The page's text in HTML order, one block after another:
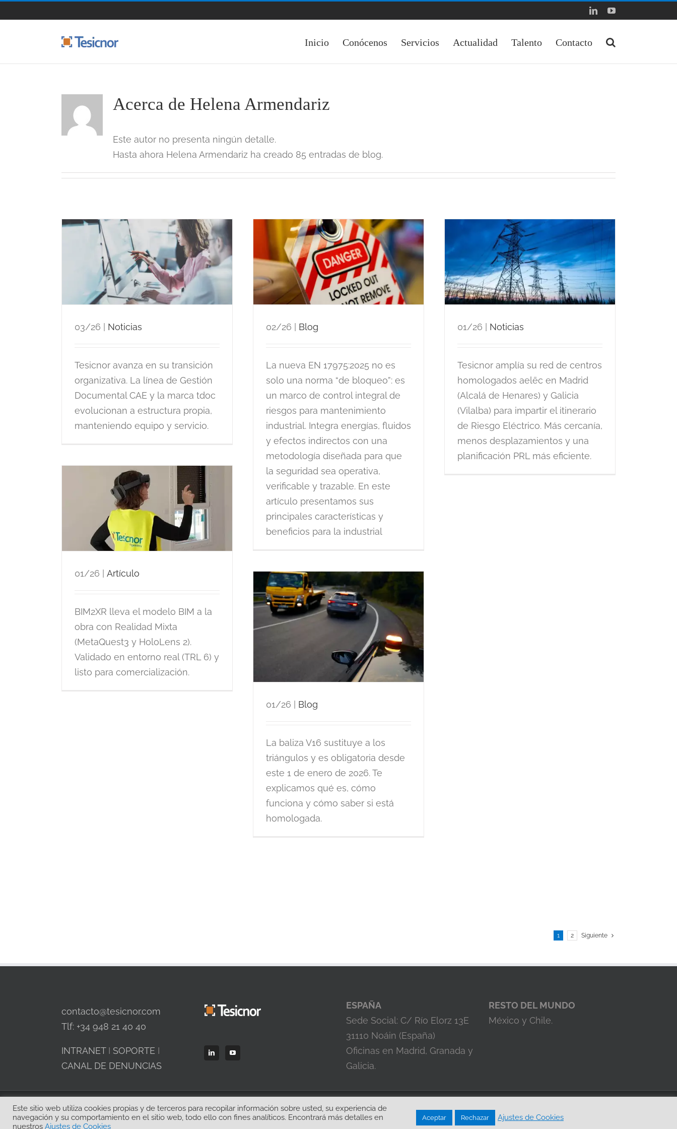
al
LinkedInYouTube
Inicio Conócenos Servicios Actualidad Talento Contacto
Acerca de Helena Armendariz
Este autor no presenta ningún detalle.
Hasta ahora Helena Armendariz ha creado 85 entradas de blog.
03/26 Noticias
Tesicnor avanza en su transición
organizativa. La línea de Gestión
Documental CAE y la marca tdoc
evolucionan a estructura propia,
manteniendo equipo y servicio.
EN 17975:2025 la norma
europea para el control de
energías y fluidos en
mantenimiento industrial
02/26 Blog
La nueva EN 17975:2025 no es
solo una norma “de bloqueo”: es
un marco de control integral de
riesgos para mantenimiento
industrial. Integra energías, fluidos
y efectos indirectos con una
metodología diseñada para que
la seguridad sea operativa,
verificable y trazable. En este
artículo presentamos sus
principales características y
beneficios para la industrial
Tesicnor Madrid y Galicia,
nuevos centros aelec
01/26 Noticias
Tesicnor amplía su red de centros
homologados aelēc en Madrid
(Alcalá de Henares) y Galicia
(Vilalba) para impartir el itinerario
de Riesgo Eléctrico. Más cercanía,
menos desplazamientos y una
planificación PRL más eficiente.
01/26 Artículo
BIM2XR lleva el modelo BIM a la
obra con Realidad Mixta
(MetaQuest3 y HoloLens 2).
Validado en entorno real (TRL 6) y
listo para comercialización.
Baliza V16: qué es, cómo
funciona y por qué es
obligatoria
01/26 | Blog
La baliza V16 sustituye a los
triángulos y es obligatoria desde
este 1 de enero de 2026. Te
explicamos qué es, cómo
funciona y cómo saber si está
homologada.
1 2 Siguiente
contacto@tesicnor.com
Tlf: +34 948 21 40 40
INTRANETI SOPORTE I
CANAL DE DENUNCIAS
ESPAÑA
Sede Social: C/ Río Elorz 13E
31110 Noáin (España)
Oficinas en Madrid, Granada y
Galicia.
RESTO DEL MUNDO
México y Chile.
LinkedInYouTube
Este sitio web utiliza cookies propias y de terceros para recopilar información sobre usted, su experiencia de
navegación y su comportamiento en el sitio web, todo ello con fines analíticos. Encontrará más detalles en
nuestros Ajustes de Cookies
Aceptar Rechazar Ajustes de Cookies